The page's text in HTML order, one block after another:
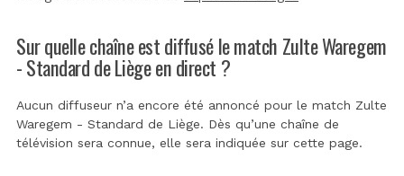
Sur quelle chaîne est diffusé le match Zulte Waregem
- Standard de Liège en direct ?
Aucun diffuseur n’a encore été annoncé pour le match Zulte
Waregem - Standard de Liège. Dès qu’une chaîne de
télévision sera connue, elle sera indiquée sur cette page.